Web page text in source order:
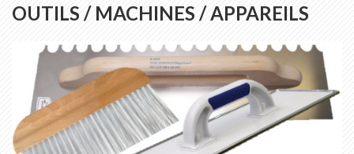
OUTILS / MACHINES / APPAREILS